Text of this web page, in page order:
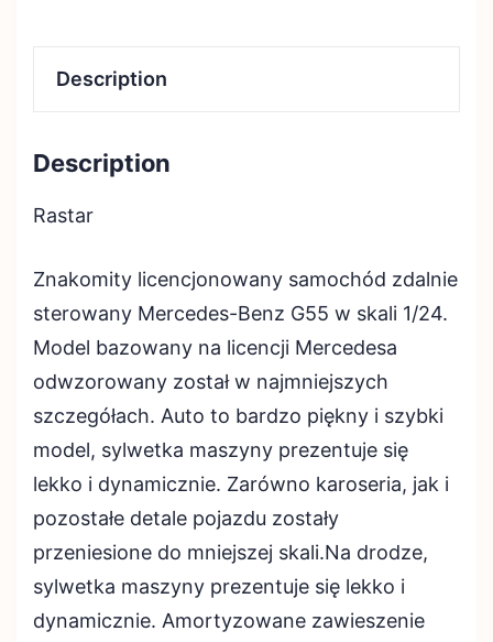
Description
Description
Rastar
Znakomity licencjonowany samochód zdalnie
sterowany Mercedes-Benz G55 w skali 1/24.
Model bazowany na licencji Mercedesa
odwzorowany został w najmniejszych
szczegółach. Auto to bardzo piękny i szybki
model, sylwetka maszyny prezentuje się
lekko i dynamicznie. Zarówno karoseria, jak i
pozostałe detale pojazdu zostały
przeniesione do mniejszej skali.Na drodze,
sylwetka maszyny prezentuje się lekko i
dynamicznie. Amortyzowane zawieszenie